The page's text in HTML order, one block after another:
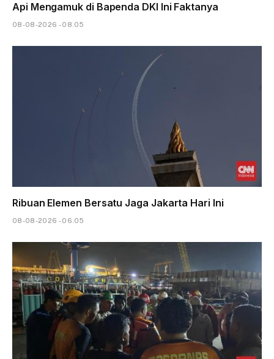
Api Mengamuk di Bapenda DKI Ini Faktanya
08-08-2026 - 08.05
Ribuan Elemen Bersatu Jaga Jakarta Hari Ini
08-08-2026 - 06.05